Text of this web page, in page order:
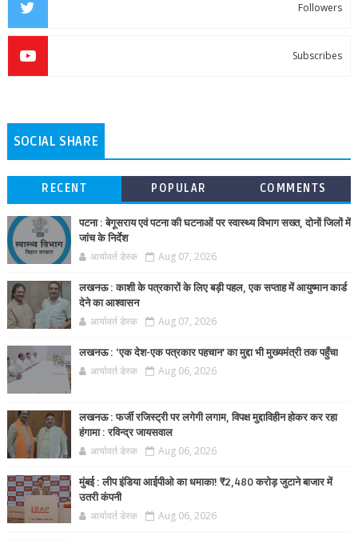
Followers
Subscribes
SOCIAL SHARE
RECENT POPULAR COMMENTS
पटना : बेगूसराय एवं पटना की घटनाओं पर स्वास्थ्य विभाग सख्त, दोनों जिलों में
जांच के निर्देश
आर्यावर्त डेस्क Aug 07, 2026
लखनऊ : काशी के पत्रकारों के लिए बड़ी पहल, एक सप्ताह में आयुष्मान कार्ड
देने का आश्वासन
आर्यावर्त डेस्क Aug 07, 2026
लखनऊ : ‘एक देश-एक पत्रकार पहचान’ का मुद्दा भी मुख्यमंत्री तक पहुँचा
आर्यावर्त डेस्क Aug 06, 2026
लखनऊ : फर्जी रजिस्ट्री पर लगेगी लगाम, विपक्ष मुद्दाविहीन होकर कर रहा
हंगामा : रविन्द्र जायसवाल
आर्यावर्त डेस्क Aug 06, 2026
मुंबई : लीप इंडिया आईपीओ का धमाका! ₹2,480 करोड़ जुटाने बाजार में
उतरी कंपनी
आर्यावर्त डेस्क Aug 06, 2026